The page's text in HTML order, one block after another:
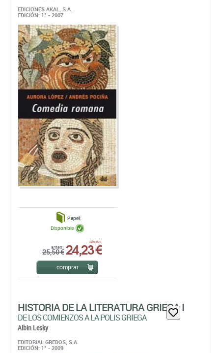
EDICIONES AKAL, S.A.
EDICIÓN: 1ª - 2007
Papel:
antes:
25,50 €
ahora:
24,23 €
Disponible
comprar
HISTORIA DE LA LITERATURA GRIEGA I
DE LOS COMIENZOS A LA POLIS GRIEGA
Albin Lesky
EDITORIAL GREDOS, S.A.
EDICIÓN: 1ª - 2009